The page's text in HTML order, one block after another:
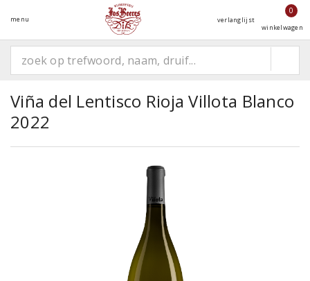
menu verlanglijst
0
winkelwagen
Viña del Lentisco Rioja Villota Blanco
2022